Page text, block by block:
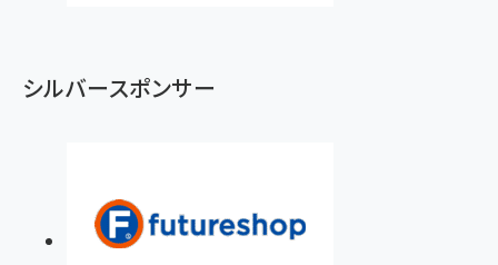
シルバースポンサー